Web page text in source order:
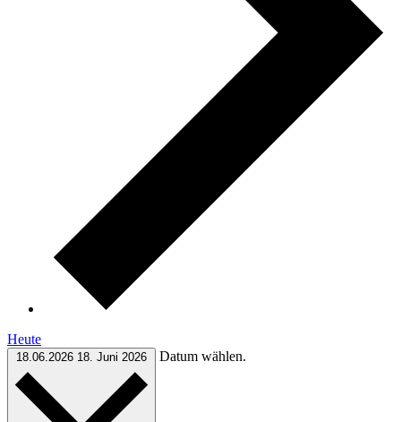
Heute
18.06.2026 18. Juni 2026 Datum wählen.